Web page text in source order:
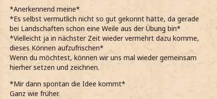
*Anerkennend meine*
*Es selbst vermutlich nicht so gut gekonnt hätte, da gerade
bei Landschaften schon eine Weile aus der Übung bin*
*Vielleicht ja in nächster Zeit wieder vermehrt dazu komme,
dieses Können aufzufrischen*
Wenn du möchtest, können wir uns mal wieder gemeinsam
hierher setzen und zeichnen.
*Mir dann spontan die Idee kommt*
Ganz wie früher.